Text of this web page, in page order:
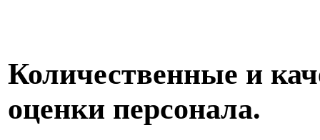
Количественные и
оценки персонала.